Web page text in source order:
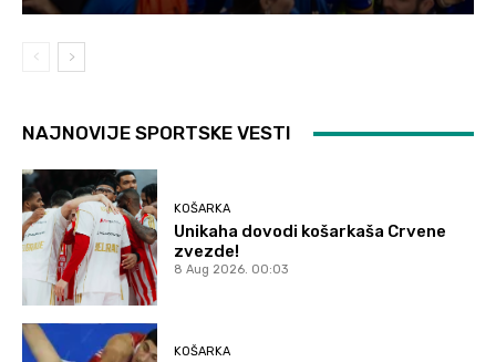
NAJNOVIJE SPORTSKE VESTI
KOŠARKA
Unikaha dovodi košarkaša Crvene
zvezde!
8 Aug 2026. 00:03
KOŠARKA